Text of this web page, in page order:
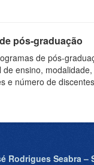
pós-graduação
de pós-
de ensino,
e número de
Rodrigues Seabra –